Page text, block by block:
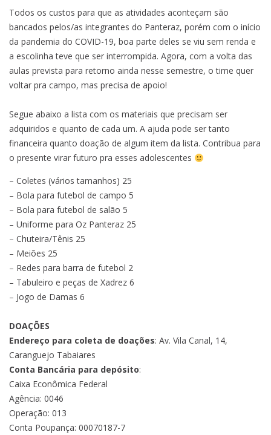
Todos os custos para que as atividades aconteçam são
bancados pelos/as integrantes do Panteraz, porém com o início
da pandemia do COVID-19, boa parte deles se viu sem renda e
a escolinha teve que ser interrompida. Agora, com a volta das
aulas prevista para retorno ainda nesse semestre, o time quer
voltar pra campo, mas precisa de apoio!
Segue abaixo a lista com os materiais que precisam ser
adquiridos e quanto de cada um. A ajuda pode ser tanto
financeira quanto doação de algum item da lista. Contribua para
o presente virar futuro pra esses adolescentes
– Coletes (vários tamanhos) 25
– Bola para futebol de campo 5
– Bola para futebol de salão 5
– Uniforme para Oz Panteraz 25
– Chuteira/Tênis 25
– Meiões 25
– Redes para barra de futebol 2
– Tabuleiro e peças de Xadrez 6
– Jogo de Damas 6
DOAÇÕES
Endereço para coleta de doações: Av. Vila Canal, 14,
Caranguejo Tabaiares
Conta Bancária para depósito:
Caixa Econômica Federal
Agência: 0046
Operação: 013
Conta Poupança: 00070187-7